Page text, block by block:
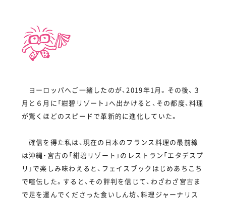
ヨーロッパへご一緒したのが、2019年1月。その後、３
月と６月に「紺碧リゾート」へ出かけると、その都度、料理
が驚くほどのスピードで革新的に進化していた。
確信を得た私は、現在の日本のフランス料理の最前線
は沖縄・宮古の「紺碧リゾート」のレストラン「エタデスプ
リ」で楽しみ味わえると、フェイスブックはじめあちこち
で喧伝した。すると、その評判を信じて、わざわざ宮古ま
で足を運んでくださった食いしん坊、料理ジャーナリス